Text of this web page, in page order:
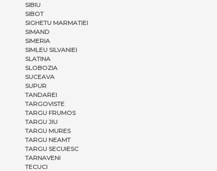
SIBIU
SIBOT
SIGHETU MARMATIEI
SIMAND
SIMERIA
SIMLEU SILVANIEI
SLATINA
SLOBOZIA
SUCEAVA
SUPUR
TANDAREI
TARGOVISTE
TARGU FRUMOS
TARGU JIU
TARGU MURES
TARGU NEAMT
TARGU SECUIESC
TARNAVENI
TECUCI